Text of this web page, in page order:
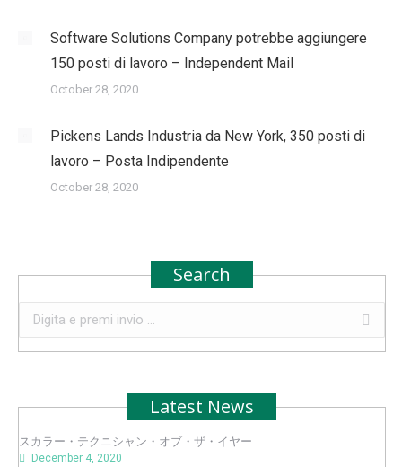
Software Solutions Company potrebbe aggiungere
150 posti di lavoro – Independent Mail
October 28, 2020
Pickens Lands Industria da New York, 350 posti di
lavoro – Posta Indipendente
October 28, 2020
Search
Search:
Latest News
スカラー・テクニシャン・オブ・ザ・イヤー
December 4, 2020